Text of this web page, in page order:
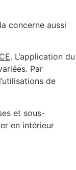
concerne aussi
. L’application du
Par
de
et sous-
en intérieur